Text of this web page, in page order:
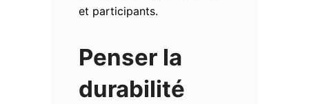
et participants.
Penser la
durabilité